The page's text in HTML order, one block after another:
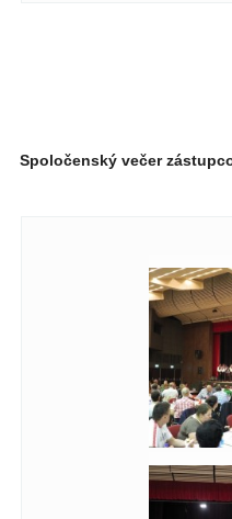
Spoločenský večer